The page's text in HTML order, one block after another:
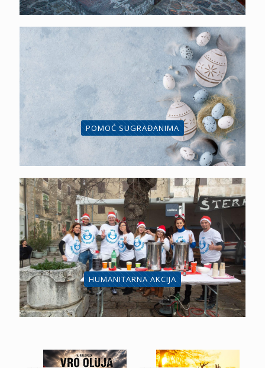
POMOĆ SUGRAĐANIMA
HUMANITARNA AKCIJA